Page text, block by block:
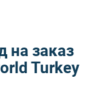
на заказ
Turkey